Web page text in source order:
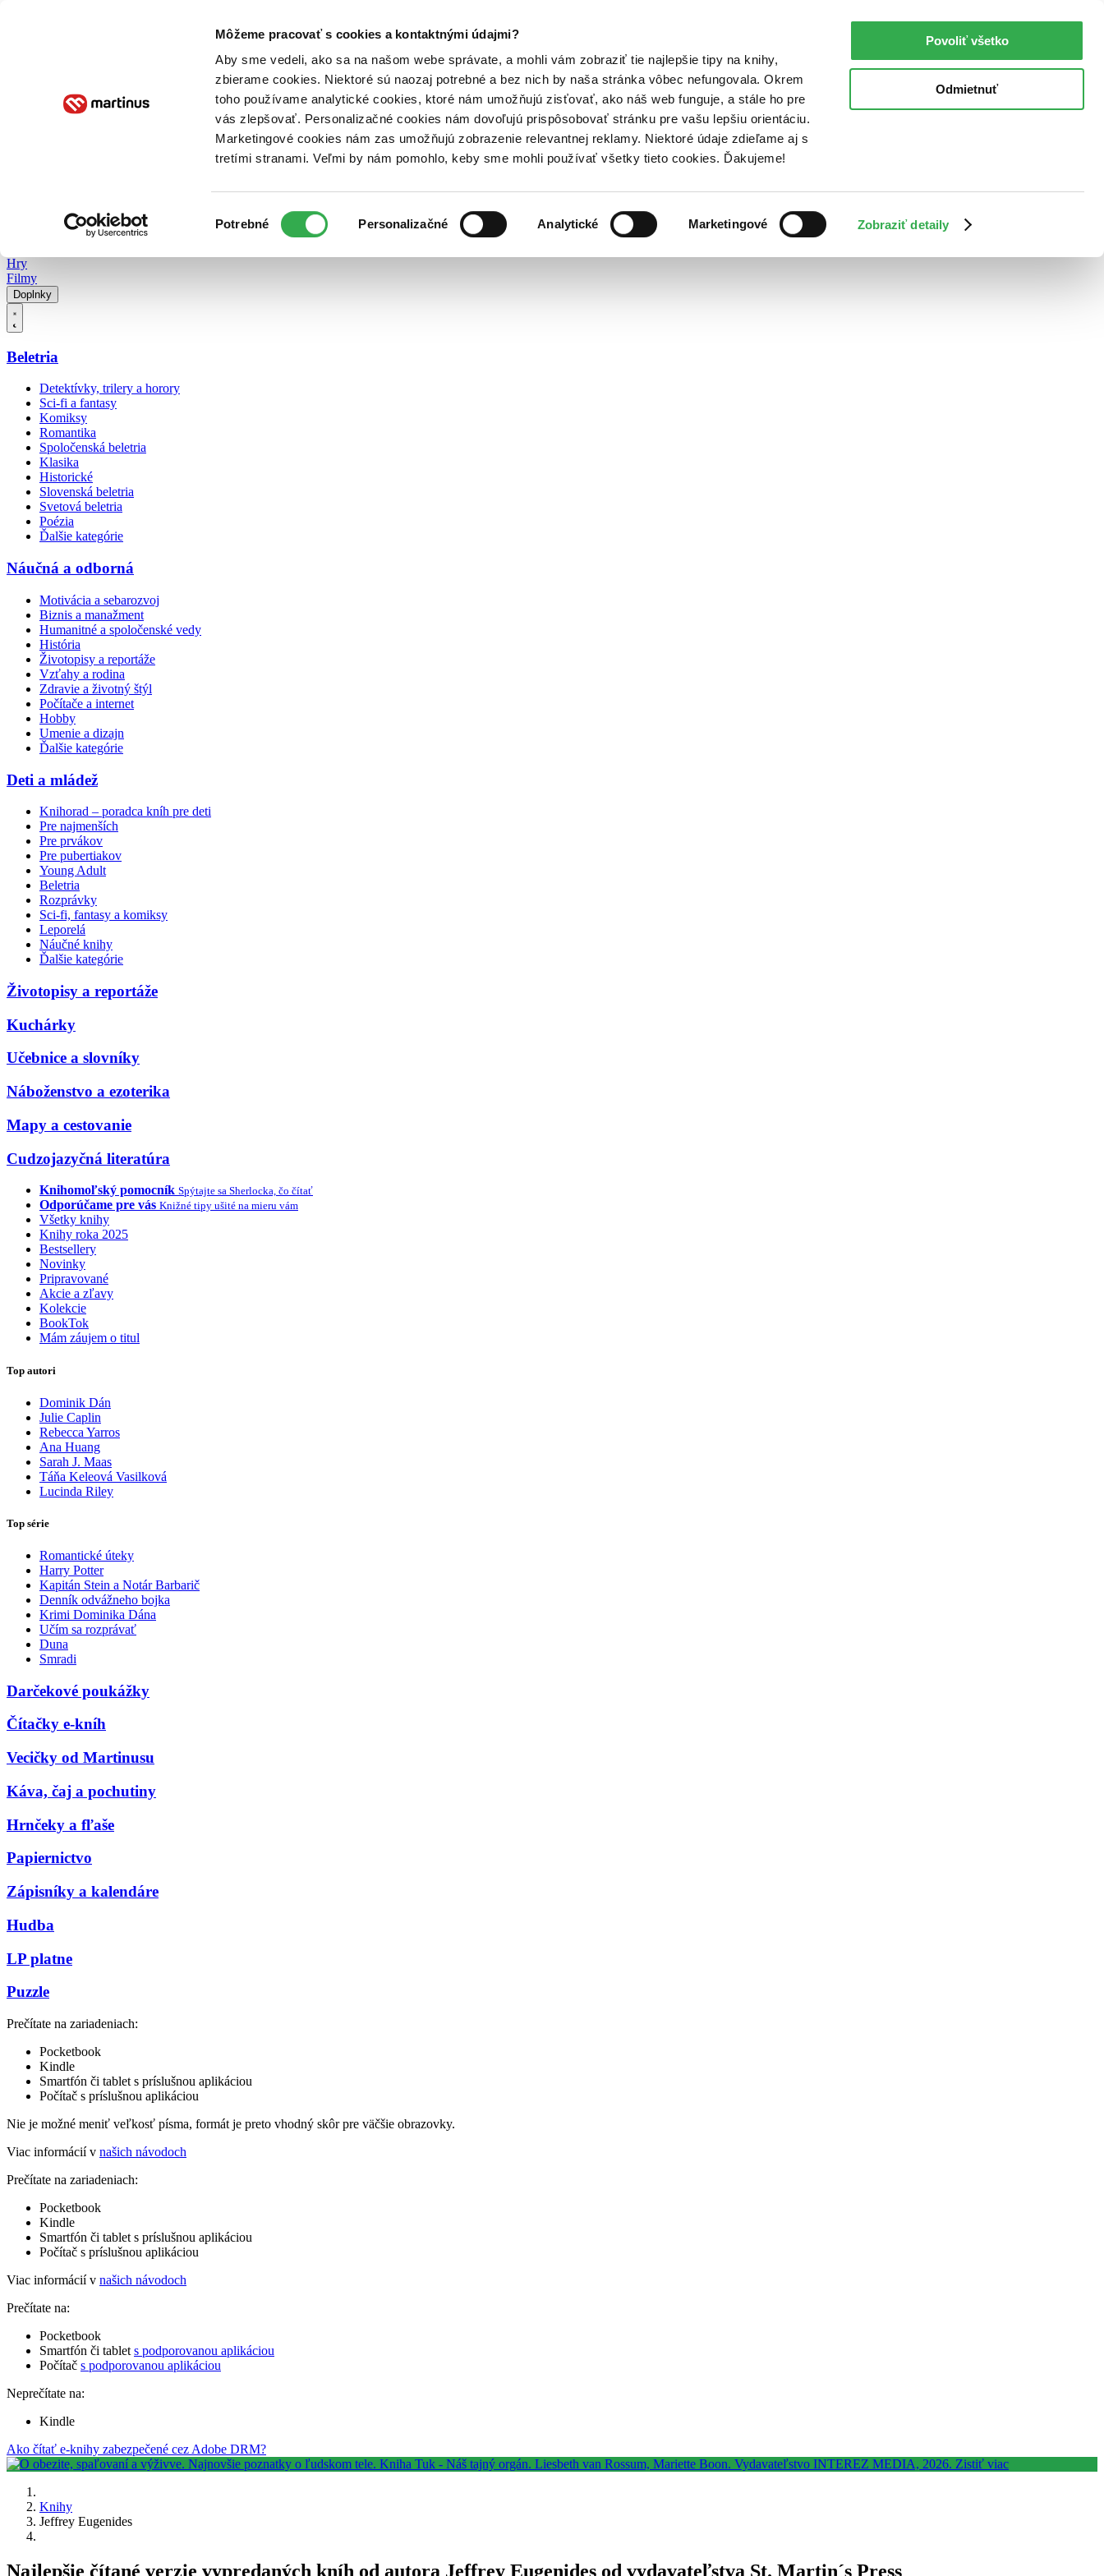
Môžeme pracovať s cookies a kontaktnými údajmi?
Aby sme vedeli, ako sa na našom webe správate, a mohli vám zobraziť tie najlepšie tipy na knihy,
zbierame cookies. Niektoré sú naozaj potrebné a bez nich by naša stránka vôbec nefungovala. Okrem
toho používame analytické cookies, ktoré nám umožňujú zisťovať, ako náš web funguje, a stále ho pre
vás zlepšovať. Personalizačné cookies nám dovoľujú prispôsobovať stránku pre vašu lepšiu orientáciu.
Marketingové cookies nám zas umožňujú zobrazenie relevantnej reklamy. Niektoré údaje zdieľame aj s
tretími stranami. Veľmi by nám pomohlo, keby sme mohli používať všetky tieto cookies. Ďakujeme!
súhlasu
Potrebné Personalizačné Analytické Marketingové Zobraziť detaily
Povoliť všetko
Odmietnuť
Poukážky Kontakt
Hry
Filmy
Doplnky
Beletria
Detektívky, trilery a horory
Sci-fi a fantasy
Komiksy
Romantika
Spoločenská beletria
Klasika
Historické
Slovenská beletria
Svetová beletria
Poézia
Ďalšie kategórie
Náučná a odborná
Motivácia a sebarozvoj
Biznis a manažment
Humanitné a spoločenské vedy
História
Životopisy a reportáže
Vzťahy a rodina
Zdravie a životný štýl
Počítače a internet
Hobby
Umenie a dizajn
Ďalšie kategórie
Deti a mládež
Knihorad – poradca kníh pre deti
Pre najmenších
Pre prvákov
Pre pubertiakov
Young Adult
Beletria
Rozprávky
Sci-fi, fantasy a komiksy
Leporelá
Náučné knihy
Ďalšie kategórie
Životopisy a reportáže
Kuchárky
Učebnice a slovníky
Náboženstvo a ezoterika
Mapy a cestovanie
Cudzojazyčná literatúra
Knihomoľský pomocník Spýtajte sa Sherlocka, čo čítať
Odporúčame pre vás Knižné tipy ušité na mieru vám
Všetky knihy
Knihy roka 2025
Bestsellery
Novinky
Pripravované
Akcie a zľavy
Kolekcie
BookTok
Mám záujem o titul
Top autori
Dominik Dán
Julie Caplin
Rebecca Yarros
Ana Huang
Sarah J. Maas
Táňa Keleová Vasilková
Lucinda Riley
Top série
Romantické úteky
Harry Potter
Kapitán Stein a Notár Barbarič
Denník odvážneho bojka
Krimi Dominika Dána
Učím sa rozprávať
Duna
Smradi
Darčekové poukážky
Čítačky e-kníh
Vecičky od Martinusu
Káva, čaj a pochutiny
Hrnčeky a fľaše
Papiernictvo
Zápisníky a kalendáre
Hudba
LP platne
Puzzle
Prečítate na zariadeniach:
Pocketbook
Kindle
Smartfón či tablet s príslušnou aplikáciou
Počítač s príslušnou aplikáciou
Nie je možné meniť veľkosť písma, formát je preto vhodný skôr pre väčšie obrazovky.
Viac informácií v našich návodoch
Prečítate na zariadeniach:
Pocketbook
Kindle
Smartfón či tablet s príslušnou aplikáciou
Počítač s príslušnou aplikáciou
Viac informácií v našich návodoch
Prečítate na:
Pocketbook
Smartfón či tablet s podporovanou aplikáciou
Počítač s podporovanou aplikáciou
Neprečítate na:
Kindle
Ako čítať e-knihy zabezpečené cez Adobe DRM?
Knihy
Jeffrey Eugenides
Najlepšie čítané verzie vypredaných kníh od autora Jeffrey Eugenides od vydavateľstva St. Martin´s Press